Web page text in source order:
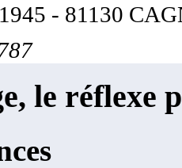
- 81130
le réflexe